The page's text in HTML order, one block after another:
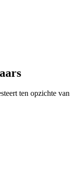
ten opzichte van